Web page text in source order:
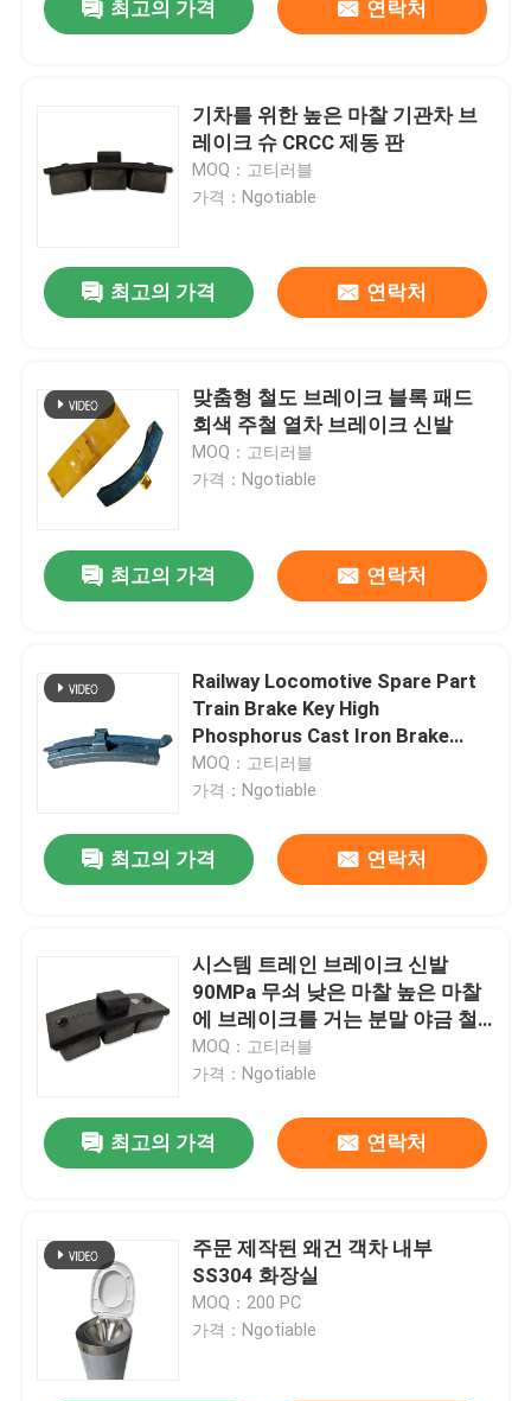
최고의 가격 연락처
기차를 위한 높은 마찰 기관차 브
레이크 슈 CRCC 제동 판
MOQ：고티러블
가격：Ngotiable
최고의 가격 연락처
맞춤형 철도 브레이크 블록 패드
회색 주철 열차 브레이크 신발
MOQ：고티러블
가격：Ngotiable
최고의 가격 연락처
Railway Locomotive Spare Part
Train Brake Key High
Phosphorus Cast Iron Brake
Shoes
MOQ：고티러블
가격：Ngotiable
최고의 가격 연락처
시스템 트레인 브레이크 신발
90MPa 무쇠 낮은 마찰 높은 마찰
에 브레이크를 거는 분말 야금 철
도
MOQ：고티러블
가격：Ngotiable
최고의 가격 연락처
주문 제작된 왜건 객차 내부
SS304 화장실
MOQ：200 PC
가격：Ngotiable